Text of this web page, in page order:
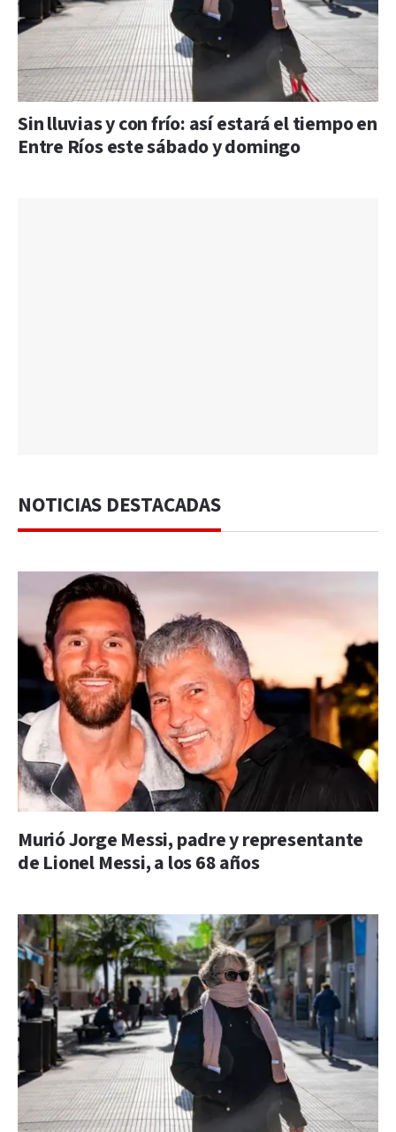
Sin lluvias y con frío: así estará el tiempo en
Entre Ríos este sábado y domingo
NOTICIAS DESTACADAS
Murió Jorge Messi, padre y representante
de Lionel Messi, a los 68 años